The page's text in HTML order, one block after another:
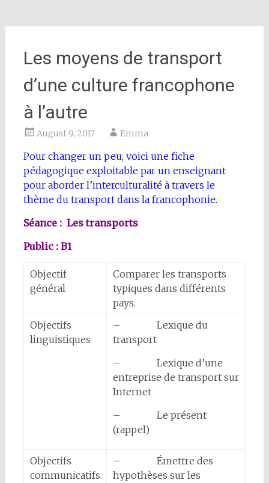
Les moyens de transport
d’une culture francophone
à l’autre
August 9, 2017 Emma
Pour changer un peu, voici une fiche
pédagogique exploitable par un enseignant
pour aborder l’interculturalité à travers le
thème du transport dans la francophonie.
Séance : Les transports
Public : B1
Objectif
général
Comparer les transports
typiques dans différents
pays.
Objectifs
linguistiques
– Lexique du
transport
– Lexique d’une
entreprise de transport sur
Internet
– Le présent
(rappel)
Objectifs
communicatifs
– Émettre des
hypothèses sur les